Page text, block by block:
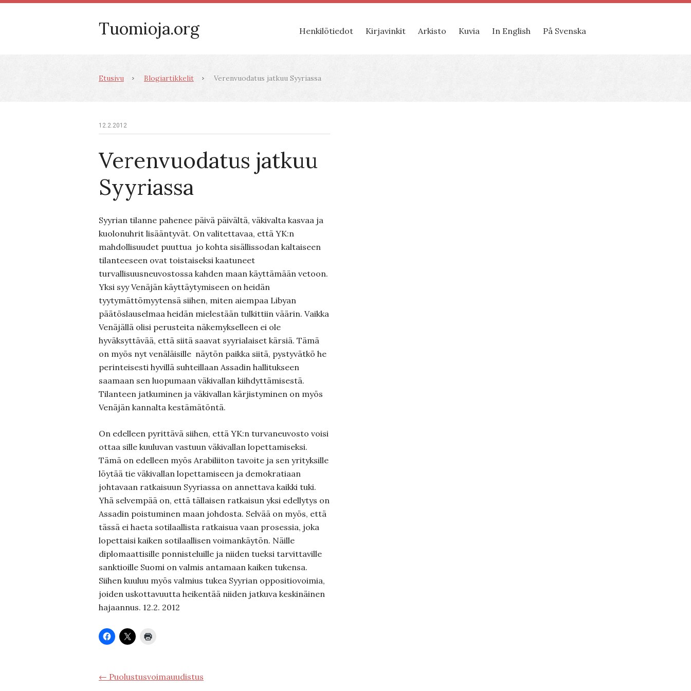
Tuomioja.org Henkilötiedot Kirjavinkit Arkisto Kuvia In English På Svenska
Etusivu Blogiartikkelit Verenvuodatus jatkuu Syyriassa
12.2.2012
Verenvuodatus jatkuu
Syyriassa
Syyrian tilanne pahenee päivä päivältä, väkivalta kasvaa ja
kuolonuhrit lisääntyvät. On valitettavaa, että YK:n
mahdollisuudet puuttua jo kohta sisällissodan kaltaiseen
tilanteeseen ovat toistaiseksi kaatuneet
turvallisuusneuvostossa kahden maan käyttämään vetoon.
Yksi syy Venäjän käyttäytymiseen on heidän
tyytymättömyytensä siihen, miten aiempaa Libyan
päätöslauselmaa heidän mielestään tulkittiin väärin. Vaikka
Venäjällä olisi perusteita näkemykselleen ei ole
hyväksyttävää, että siitä saavat syyrialaiset kärsiä. Tämä
on myös nyt venäläisille näytön paikka siitä, pystyvätkö he
perinteisesti hyvillä suhteillaan Assadin hallitukseen
saamaan sen luopumaan väkivallan kiihdyttämisestä.
Tilanteen jatkuminen ja väkivallan kärjistyminen on myös
Venäjän kannalta kestämätöntä.
On edelleen pyrittävä siihen, että YK:n turvaneuvosto voisi
ottaa sille kuuluvan vastuun väkivallan lopettamiseksi.
Tämä on edelleen myös Arabiliiton tavoite ja sen yrityksille
löytää tie väkivallan lopettamiseen ja demokratiaan
johtavaan ratkaisuun Syyriassa on annettava kaikki tuki.
Yhä selvempää on, että tällaisen ratkaisun yksi edellytys on
Assadin poistuminen maan johdosta. Selvää on myös, että
tässä ei haeta sotilaallista ratkaisua vaan prosessia, joka
lopettaisi kaiken sotilaallisen voimankäytön. Näille
diplomaattisille ponnisteluille ja niiden tueksi tarvittaville
sanktioille Suomi on valmis antamaan kaiken tukensa.
Siihen kuuluu myös valmius tukea Syyrian oppositiovoimia,
joiden uskottavuutta heikentää niiden jatkuva keskinäinen
hajaannus. 12.2. 2012
← Puolustusvoimauudistus